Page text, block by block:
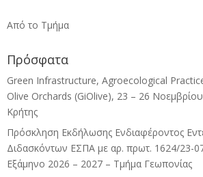
Από το Τμήμα
Πρόσφατα
Green Infrastructure, Agroecological
Olive Orchards (GiOlive), 23 – 26
Κρήτης
Πρόσκληση Εκδήλωσης Ενδιαφέροντος
Διδασκόντων ΕΣΠΑ με αρ. πρωτ. 1624/23-
Εξάμηνο 2026 – 2027 – Τμήμα Γεωπονίας